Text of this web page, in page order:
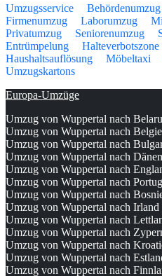
Umzugsservice
Behördenumzug
Firmenumzug
Laborumzug
Privatumzug
Seniorenumzug
Entrümpelung
Halteverbotszone
Haushaltsauflösung
Möbeltaxi
Umzugskartons
Europa-Umzüge
Umzug von Wuppertal nach
Umzug von Wuppertal nach
Umzug von Wuppertal nach
Umzug von Wuppertal nach
Umzug von Wuppertal nach
Umzug von Wuppertal nach
Umzug von Wuppertal nach
Umzug von Wuppertal nach Irland
Umzug von Wuppertal nach
Umzug von Wuppertal nach
Umzug von Wuppertal nach
Umzug von Wuppertal nach
Umzug von Wuppertal nach